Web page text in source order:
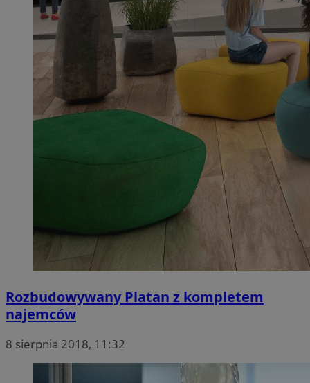
Rozbudowywany Platan z kompletem
najemców
8 sierpnia 2018, 11:32